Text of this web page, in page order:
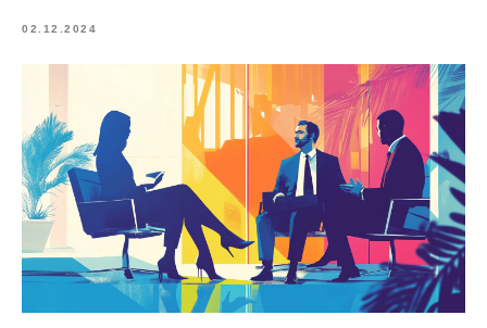
02.12.2024